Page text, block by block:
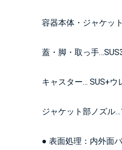
容器本体・ジャケッ
蓋・脚・取っ手
キャスター… SUS+ウ
ジャケット部ノズル
● 表面処理：内外面